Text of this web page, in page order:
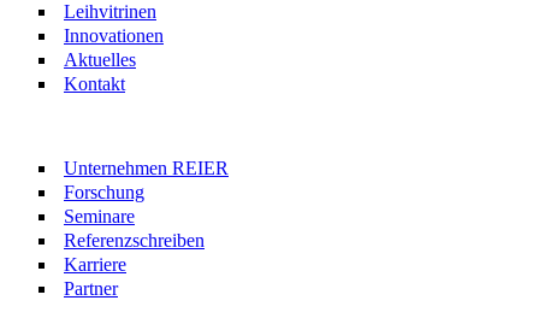
Leihvitrinen
Innovationen
Aktuelles
Kontakt
Unternehmen REIER
Forschung
Seminare
Referenzschreiben
Karriere
Partner